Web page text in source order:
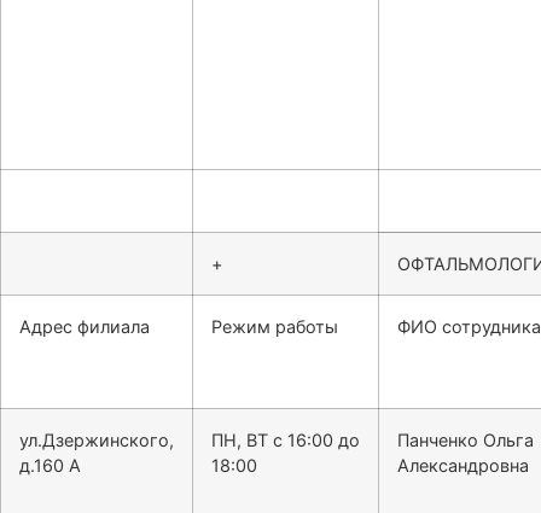
+
Адрес филиала Режим работы ФИО сотрудника
ул.Дзержинского,
д.160 А
ПН, ВТ с 16:00 до
18:00
Панченко Ольга
Александровна